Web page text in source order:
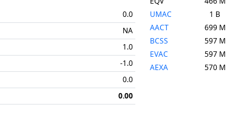
0.0
NA
1.0
-1.0
0.0
0.00
UMAC
1 B
AACT
699 M
BCSS
597 M
EVAC
597 M
AEXA
570 M